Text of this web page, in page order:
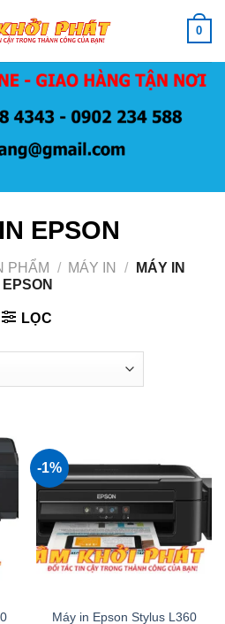
0
EPSON
PHẨM / MÁY IN /
MÁY IN
EPSON
LỌC
-1%
Máy in Epson Stylus L360